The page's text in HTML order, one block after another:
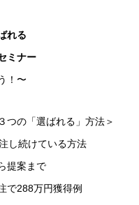
れる
ミナー
！〜
つの「選ばれる」方法＞
し続けている方法
提案まで
で288万円獲得例